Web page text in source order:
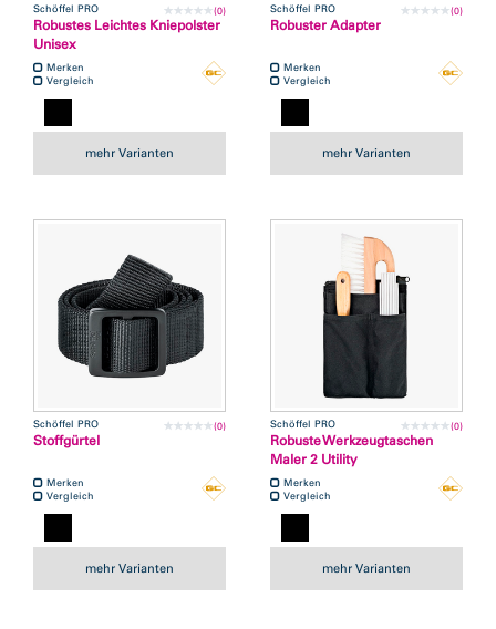
Schöffel PRO (0)
Robustes Leichtes Kniepolster
Unisex
Merken
Vergleich
mehr Varianten
Schöffel PRO (0)
Robuster Adapter
Merken
Vergleich
mehr Varianten
Schöffel PRO (0)
Stoffgürtel
Merken
Vergleich
mehr Varianten
Schöffel PRO (0)
Robuste Werkzeugtaschen
Maler 2 Utility
Merken
Vergleich
mehr Varianten